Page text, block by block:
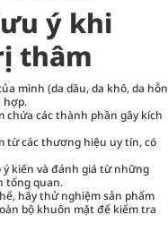
ý khi
thâm
mình (da dầu, da khô, da hỗn
hợp.
chứa các thành phần gây kích
từ các thương hiệu uy tín, có
ý kiến và đánh giá từ những
tổng quan.
hãy thử nghiệm sản phẩm
bộ khuôn mặt để kiểm tra